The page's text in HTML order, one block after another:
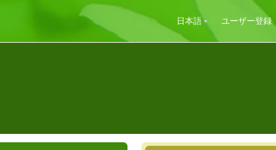
日本語 ユーザー登録